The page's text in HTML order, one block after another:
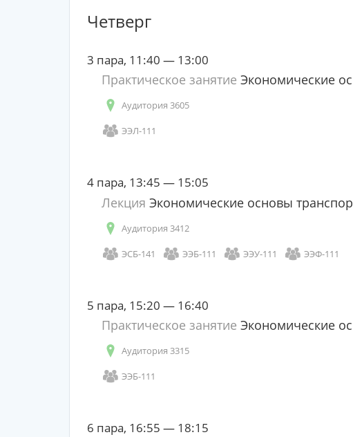
Четверг
3 пара, 11:40 — 13:00
Практическое занятие Экономические
Аудитория 3605
ЭЭЛ-111
4 пара, 13:45 — 15:05
Лекция Экономические основы
Аудитория 3412
ЭСБ-141 ЭЭБ-111 ЭЭУ-111 ЭЭФ-111
5 пара, 15:20 — 16:40
Практическое занятие Экономические
Аудитория 3315
ЭЭБ-111
6 пара, 16:55 — 18:15